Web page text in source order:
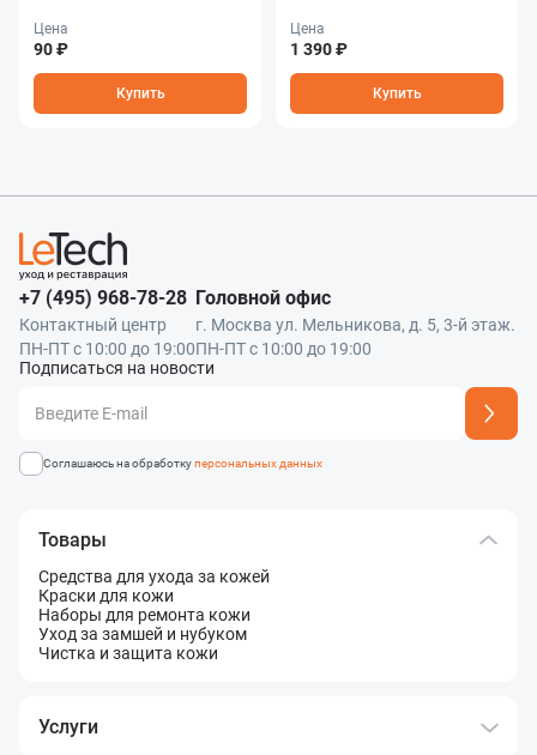
Цена
90 ₽
Купить
Цена
1 390 ₽
Купить
+7 (495) 968-78-28
Контактный центр
ПН-ПТ с 10:00 до 19:00
Головной офис
г. Москва ул. Мельникова, д. 5, 3-й этаж.
ПН-ПТ с 10:00 до 19:00
Подписаться на новости
Адрес подписки успешно добавлен
Соглашаюсь на обработкуперсональных данных
Товары
Средства для ухода за кожей
Краски для кожи
Наборы для ремонта кожи
Уход за замшей и нубуком
Чистка и защита кожи
Услуги